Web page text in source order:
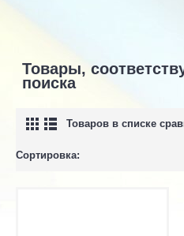
Товары,
поиска
Товаров в списке
Сортировка: